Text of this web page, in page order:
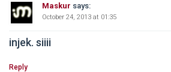
Maskur says:
October 24, 2013 at 01:35
injek. siiii
Reply